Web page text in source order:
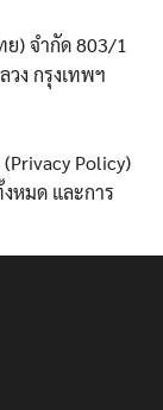
ย) จำกัด 803/1
ง กรุงเทพฯ
Policy)
หมด และการ